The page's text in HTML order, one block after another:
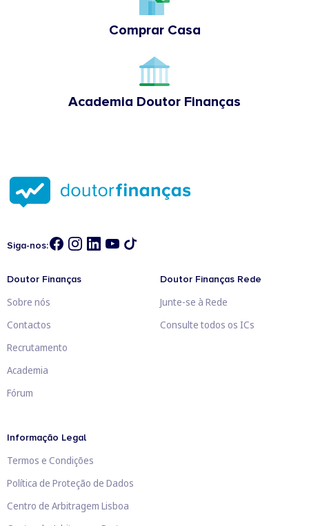
Comprar Casa
Academia Doutor Finanças
Siga-nos:
Doutor Finanças
Sobre nós
Contactos
Recrutamento
Academia
Fórum
Doutor Finanças Rede
Junte-se à Rede
Consulte todos os ICs
Informação Legal
Termos e Condições
Política de Proteção de Dados
Centro de Arbitragem Lisboa